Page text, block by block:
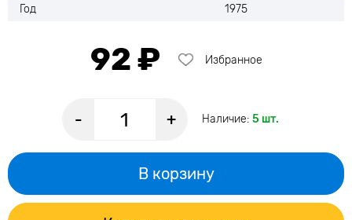
Год
1975
92 ₽ Избранное
- + Наличие: 5 шт.
В корзину